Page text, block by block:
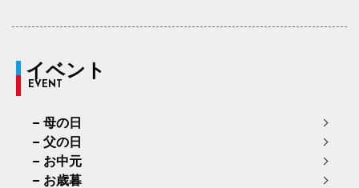
イベント
EVENT
母の日
父の日
お中元
お歳暮